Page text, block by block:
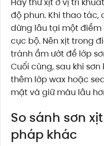
độ phun. Khi thao tác,
dừng lâu tại một
cục bộ. Nên xịt trong
tránh ẩm ướt để lớp
Cuối cùng, sau khi
thêm lớp wax hoặc
mặt và giữ màu lâu
So sánh sơn
pháp khác